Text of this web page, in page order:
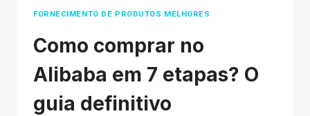
FORNECIMENTO DE PRODUTOS MELHORES
Como comprar no
Alibaba em 7 etapas? O
guia definitivo